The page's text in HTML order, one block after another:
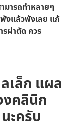
มารถทำหลายๆ
พังแล้วพังเลย แก้
ผ่าตัด ควร
เล็ก แผล
งคลินิก
ะครับ